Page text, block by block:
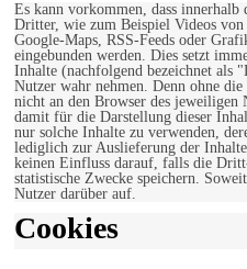
Es kann vorkommen, dass innerhalb
Dritter, wie zum Beispiel Videos
Google-Maps, RSS-Feeds oder
eingebunden werden. Dies setzt
Inhalte (nachfolgend bezeichnet als
Nutzer wahr nehmen. Denn ohne
nicht an den Browser des jeweiligen
damit für die Darstellung dieser
nur solche Inhalte zu verwenden,
lediglich zur Auslieferung der
keinen Einfluss darauf, falls die
statistische Zwecke speichern.
Nutzer darüber auf.
Cookies